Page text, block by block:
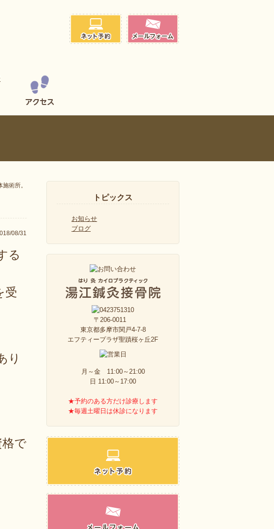
術所。
08/31
る
受
り
格で
トピックス
お知らせ
ブログ
〒206-0011
東京都多摩市関戸4-7-8
エフティープラザ聖蹟桜ヶ丘2F
月～金 11:00～21:00
日 11:00～17:00
★予約のある方だけ診療します
★毎週土曜日は休診になります